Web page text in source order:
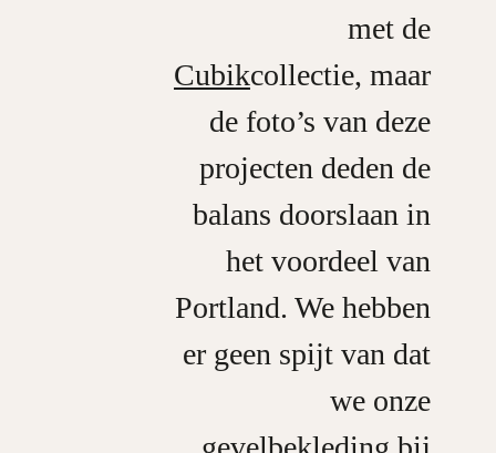
met de
Cubikcollectie, maar
de foto’s van deze
projecten deden de
balans doorslaan in
het voordeel van
Portland. We hebben
er geen spijt van dat
we onze